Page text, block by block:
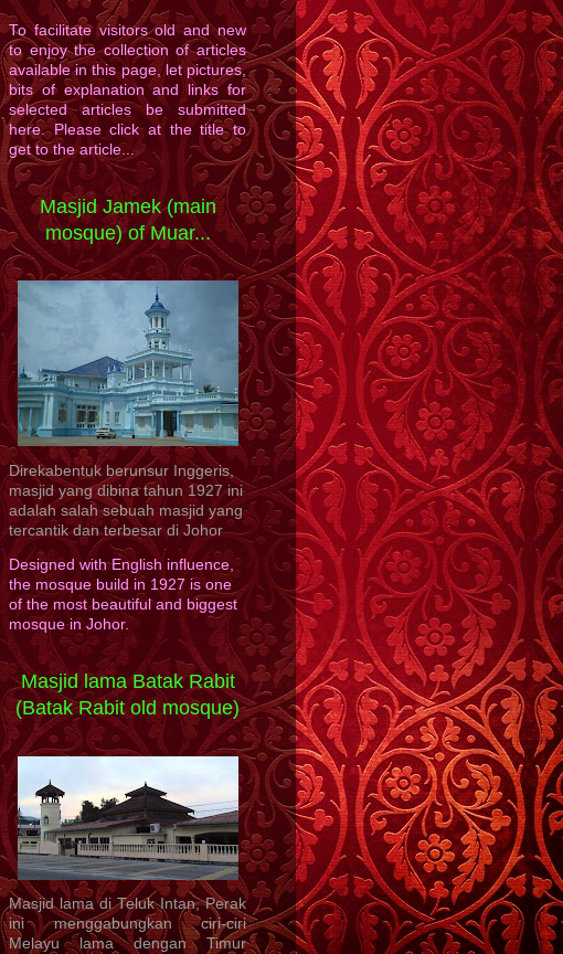
To facilitate visitors old and new
to enjoy the collection of articles
available in this page, let pictures,
bits of explanation and links for
selected articles be submitted
here. Please click at the title to
get to the article...
Masjid Jamek (main
mosque) of Muar...
Direkabentuk berunsur Inggeris,
masjid yang dibina tahun 1927 ini
adalah salah sebuah masjid yang
tercantik dan terbesar di Johor
Designed with English influence,
the mosque build in 1927 is one
of the most beautiful and biggest
mosque in Johor.
Masjid lama Batak Rabit
(Batak Rabit old mosque)
Masjid lama di Teluk Intan, Perak
ini menggabungkan ciri-ciri
Melayu lama dengan Timur